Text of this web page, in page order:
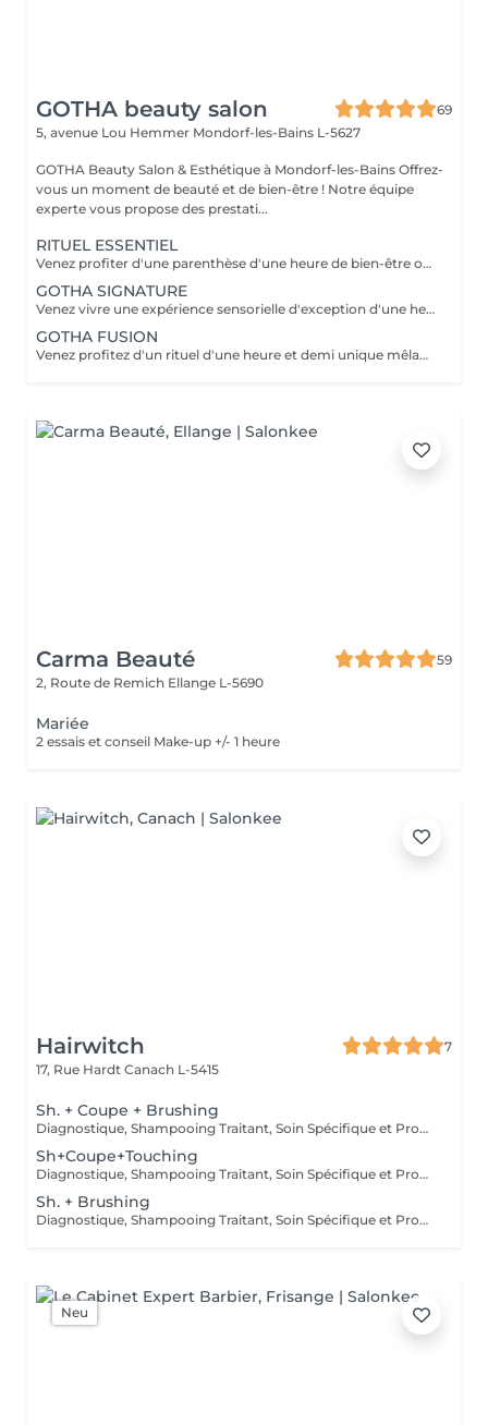
GOTHA beauty salon
69
5, avenue Lou Hemmer Mondorf-les-Bains L-5627
GOTHA Beauty Salon & Esthétique à Mondorf-les-Bains Offrez-
vous un moment de beauté et de bien-être ! Notre équipe
experte vous propose des prestati...
RITUEL ESSENTIEL
Venez profiter d'une parenthèse d'une heure de bien-être où cuir chevelu et cheveux sont sublimés grâce à des soins personnalisés. Laissez-vous guider dans une première immersion douce et profondément relaxante.
GOTHA SIGNATURE
Venez vivre une expérience sensorielle d'exception d'une heure et demi, où chaque geste vous enveloppe dans un lâcher-prise absolu. Laissez-vous porter par un rituel profond, alliant détente, raffinement et évasion.
GOTHA FUSION
Venez profitez d'un rituel d'une heure et demi unique mêlant head spa et soin du visage pour une harmonie parfaite entre éclat et relaxation. Laissez-vous transporter dans une expérience enveloppante, où le corps et l'esprit se relâchent pleinement.
Carma Beauté
59
2, Route de Remich Ellange L-5690
Mariée
2 essais et conseil Make-up +/- 1 heure
Hairwitch
7
17, Rue Hardt Canach L-5415
Sh. + Coupe + Brushing
Diagnostique, Shampooing Traitant, Soin Spécifique et Produits Coiffants inclus
Sh+Coupe+Touching
Diagnostique, Shampooing Traitant, Soin Spécifique et Produits Coiffants inclus
Sh. + Brushing
Diagnostique, Shampooing Traitant, Soin Spécifique et Produits Coiffants inclus
Neu